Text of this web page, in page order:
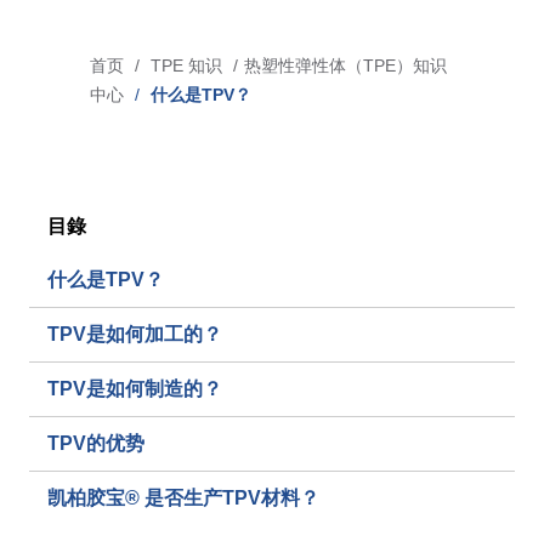
工业应用
媒体
博客
网络研讨会
下载中心
面
首页 TPE 知识
热塑性弹性体（TPE）知识
中心
什么是TPV？
目錄
什么是TPV？
TPV是如何加工的？
TPV是如何制造的？
TPV的优势
凯柏胶宝® 是否生产TPV材料？